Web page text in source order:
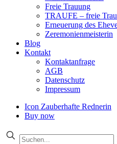
Freie Trauung
TRAUFE – freie
Erneuerung des
Zeremonienmeisterin
Blog
Kontakt
Kontaktanfrage
AGB
Datenschutz
Impressum
Icon Zauberhafte Rednerin
Buy now